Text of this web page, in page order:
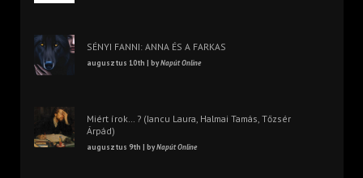
SÉNYI FANNI: ANNA ÉS A FARKAS
augusztus 10th | byNapút Online
Miért írok… ? (Iancu Laura, Halmai Tamás, Tőzsér
Árpád)
augusztus 9th | byNapút Online